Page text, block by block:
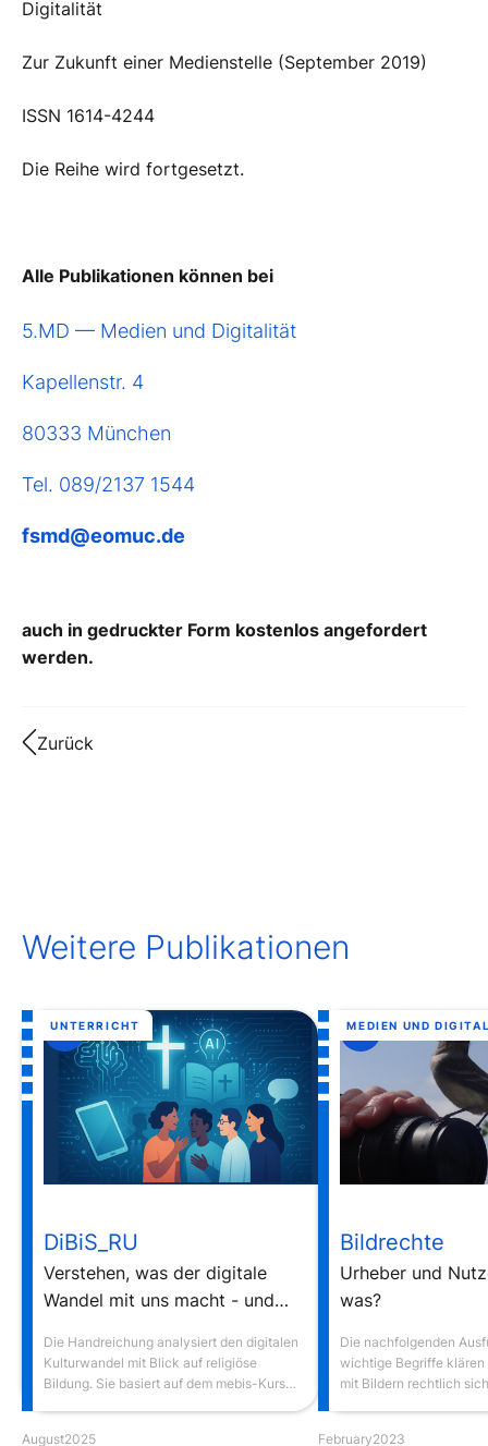
Digitalität
Zur Zukunft einer Medienstelle (September 2019)
ISSN 1614-4244
Die Reihe wird fortgesetzt.
Alle Publikationen können bei
5.MD — Medien und Digitalität
Kapellenstr. 4
80333 München
Tel. 089/2137 1544
fsmd@eomuc.de
auch in gedruckter Form kostenlos angefordert
werden.
Zurück
Weitere Publikationen
7
UNTERRICHT
DiBiS_RU
Verstehen, was der digitale
Wandel mit uns macht - und
antworten kann
Die Handreichung analysiert den digitalen
Kulturwandel mit Blick auf religiöse
Bildung. Sie basiert auf dem mebis-Kurs
August2025
6
MEDIEN UND
Bildrechte
Urheber und
was?
Die nachfolgenden
wichtige Begriffe klären
mit Bildern rechtlich
February2023